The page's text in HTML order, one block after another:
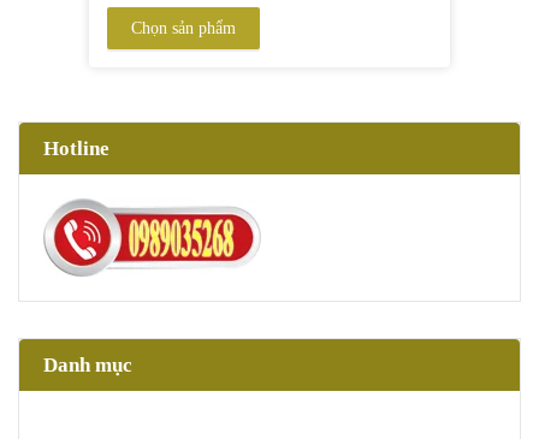
Chọn sản phẩm
Hotline
Danh mục